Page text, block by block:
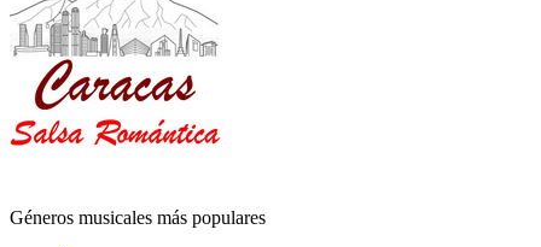
Géneros musicales más populares